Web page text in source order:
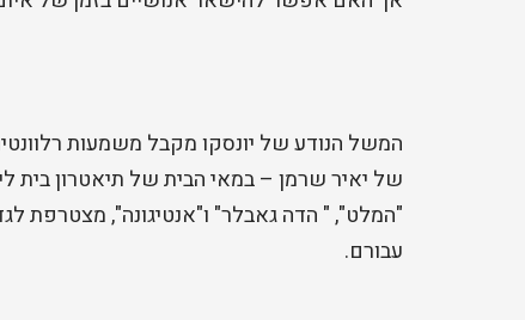
המשל הנודע של יונסקו מקבל משמעות
של יאיר שרמן – במאי הבית של תיאטרון בית
"המלט", " הדה גאבלר" ו"אנטיגונה", מצטרפת
עבורם.